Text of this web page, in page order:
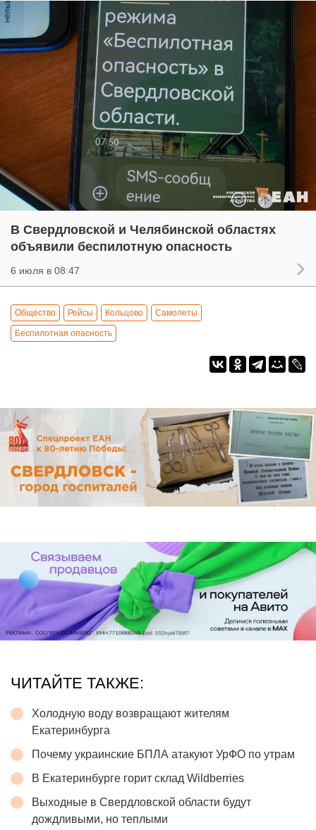
В Свердловской и Челябинской областях
объявили беспилотную опасность
6 июля в 08:47
Общество Рейсы Кольцово Самолеты
Беспилотная опасность
ЧИТАЙТЕ ТАКЖЕ:
Холодную воду возвращают жителям
Екатеринбурга
Почему украинские БПЛА атакуют УрФО по утрам
В Екатеринбурге горит склад Wildberries
Выходные в Свердловской области будут
дождливыми, но теплыми